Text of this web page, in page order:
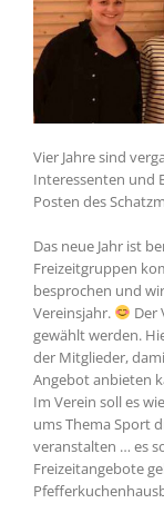
Vier Jahre sind
Interessenten und
Posten des
Das neue Jahr ist
Freizeitgruppen
besprochen und
Vereinsjahr.
Der
gewählt werden.
der Mitglieder,
Angebot anbieten
Im Verein soll es
ums Thema Sport
veranstalten … es
Freizeitangebote